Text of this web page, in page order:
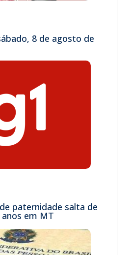
8 de agosto de
paternidade salta de
em MT